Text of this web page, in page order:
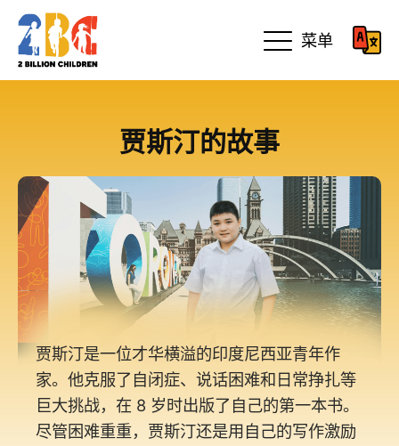
菜单
贾斯汀的故事
贾斯汀是一位才华横溢的印度尼西亚青年作
家。他克服了自闭症、说话困难和日常挣扎等
巨大挑战，在 8 岁时出版了自己的第一本书。
尽管困难重重，贾斯汀还是用自己的写作激励